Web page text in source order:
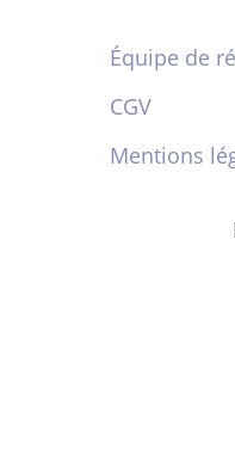
Équipe de
CGV
Mentions